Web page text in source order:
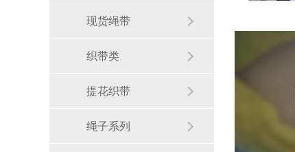
现货绳带
织带类
提花织带
绳子系列